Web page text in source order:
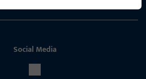
Social Media